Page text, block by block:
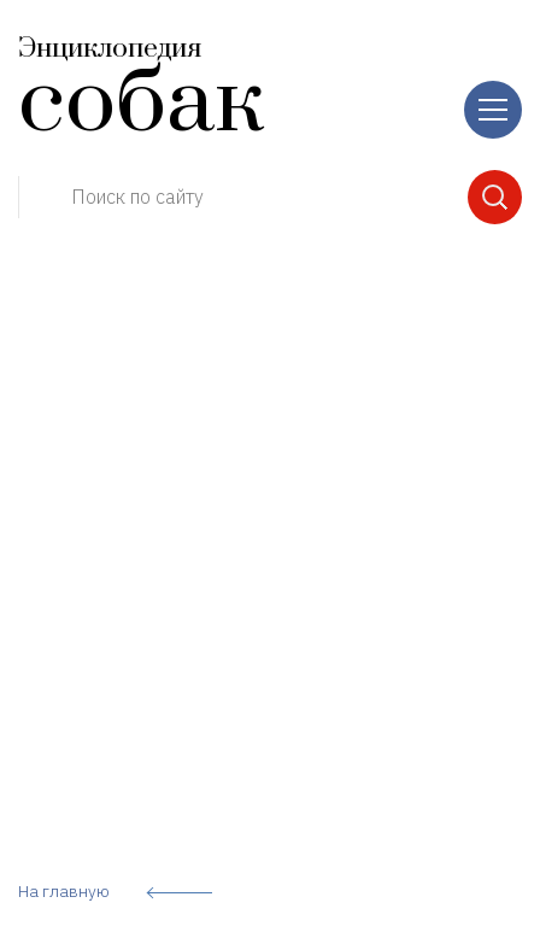
Энциклопедия
собак
Поиск по сайту
На главную